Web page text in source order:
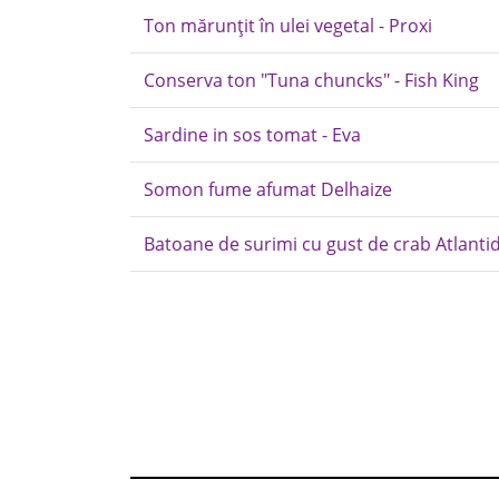
Ton mărunțit în ulei vegetal - Proxi
Conserva ton "Tuna chuncks" - Fish King
Sardine in sos tomat - Eva
Somon fume afumat Delhaize
Batoane de surimi cu gust de crab